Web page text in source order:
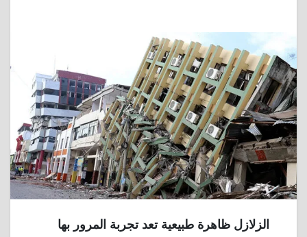
الزلازل ظاهرة طبيعية تعد تجربة المرور بها